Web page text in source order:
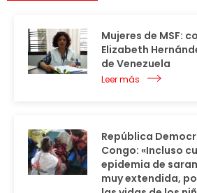
Mujeres de MSF:
Elizabeth
de Venezuela
Leer más
República
Congo: «Incluso
epidemia de
muy extendida,